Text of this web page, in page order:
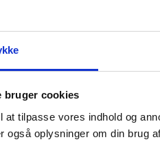
bruger cookies
at tilpasse vores indhold og
også oplysninger om din brug